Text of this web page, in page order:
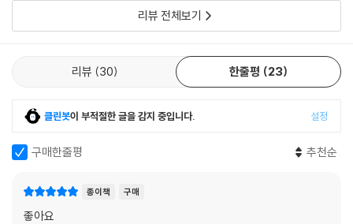
리뷰 전체보기
리뷰 30 한줄평 23
클린봇이 부적절한 글을 감지 중입니다. 설정
구매한줄평 추천순
종이책 구매
좋아요